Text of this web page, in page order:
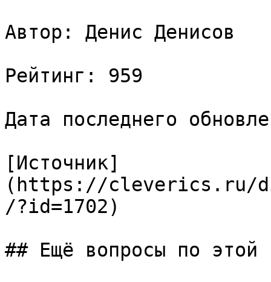
Автор: Денис Денисов
Рейтинг: 959
Дата последнего
[Источник]
(https://cleverics.ru/
/?id=1702)
## Ещё вопросы по этой